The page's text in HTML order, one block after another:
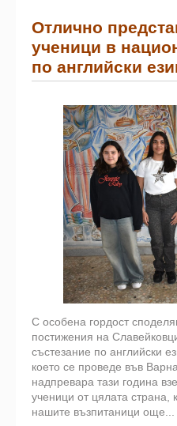
Отлично
ученици в
по английски
С особена гордост
постижения на
състезание по английски
което се проведе във
надпревара тази година
ученици от цялата страна,
нашите възпитаници още...